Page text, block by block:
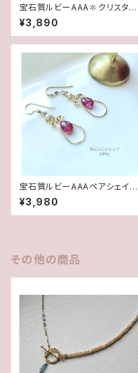
宝石質ルビーAAA✽クリスタル1
4kgfデザインピアス/イヤリング
¥3,890
宝石質ルビーAAAペアシェイプ
✽淡水パール14kgfデザインピ
アス/イヤリング
¥3,980
その他の商品